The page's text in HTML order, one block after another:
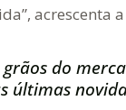
acrescenta
do
últimas